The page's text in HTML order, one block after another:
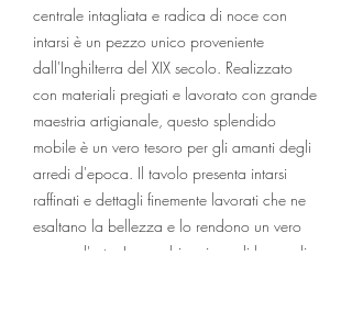
centrale intagliata e radica di noce con
intarsi è un pezzo unico proveniente
dall'Inghilterra del XIX secolo. Realizzato
con materiali pregiati e lavorato con grande
maestria artigianale, questo splendido
mobile è un vero tesoro per gli amanti degli
arredi d'epoca. Il tavolo presenta intarsi
raffinati e dettagli finemente lavorati che ne
esaltano la bellezza e lo rendono un vero
pezzo d'arte. La combinazione di legno di